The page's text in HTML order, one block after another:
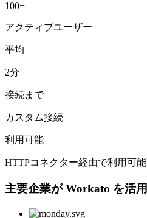
100+
アクティブユーザー
平均
2分
接続まで
カスタム接続
利用可能
HTTPコネクター経由で利用可能
主要企業が Workato を活用